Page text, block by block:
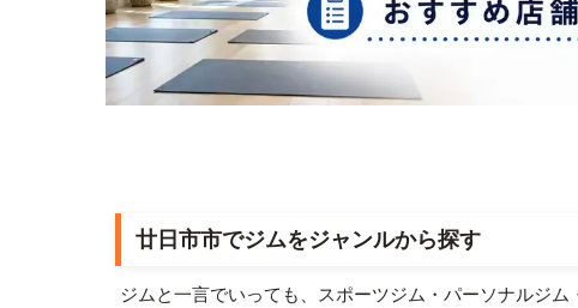
廿日市市でジムをジャンルから探す
ジムと一言でいっても、スポーツジム・パーソナルジ